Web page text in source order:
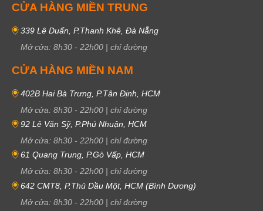
CỬA HÀNG MIỀN TRUNG
339 Lê Duẩn, P.Thanh Khê, Đà Nẵng
Mở cửa: 8h30 - 22h00 | chỉ đường
CỬA HÀNG MIỀN NAM
402B Hai Bà Trưng, P.Tân Định, HCM
Mở cửa: 8h30 - 22h00 | chỉ đường
92 Lê Văn Sỹ, P.Phú Nhuận, HCM
Mở cửa: 8h30 - 22h00 | chỉ đường
61 Quang Trung, P.Gò Vấp, HCM
Mở cửa: 8h30 - 22h00 | chỉ đường
642 CMT8, P.Thủ Dầu Một, HCM (Bình Dương)
Mở cửa: 8h30 - 22h00 | chỉ đường